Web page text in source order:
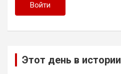
Войти
Этот день в истории